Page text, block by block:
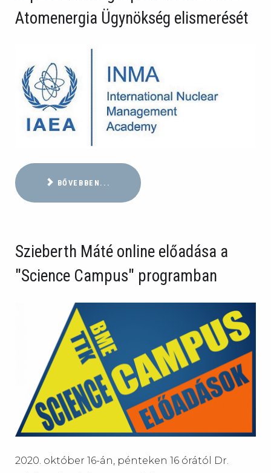
Atomenergia Ügynökség elismerését
BŐVEBBEN...
Szieberth Máté online előadása a
"Science Campus" programban
2020. október 16-án, pénteken 16 órától Dr.